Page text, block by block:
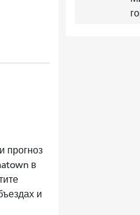
​​прогноз
в
и